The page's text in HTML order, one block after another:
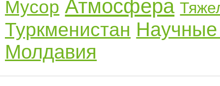
Мусор Атмосфера
Туркменистан Научные
Молдавия